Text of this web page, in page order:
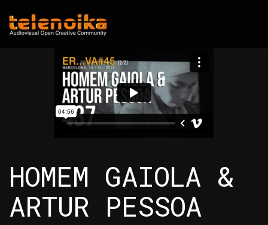
Ir al contenido principal
HOMEM GAIOLA &
ARTUR PESSOA